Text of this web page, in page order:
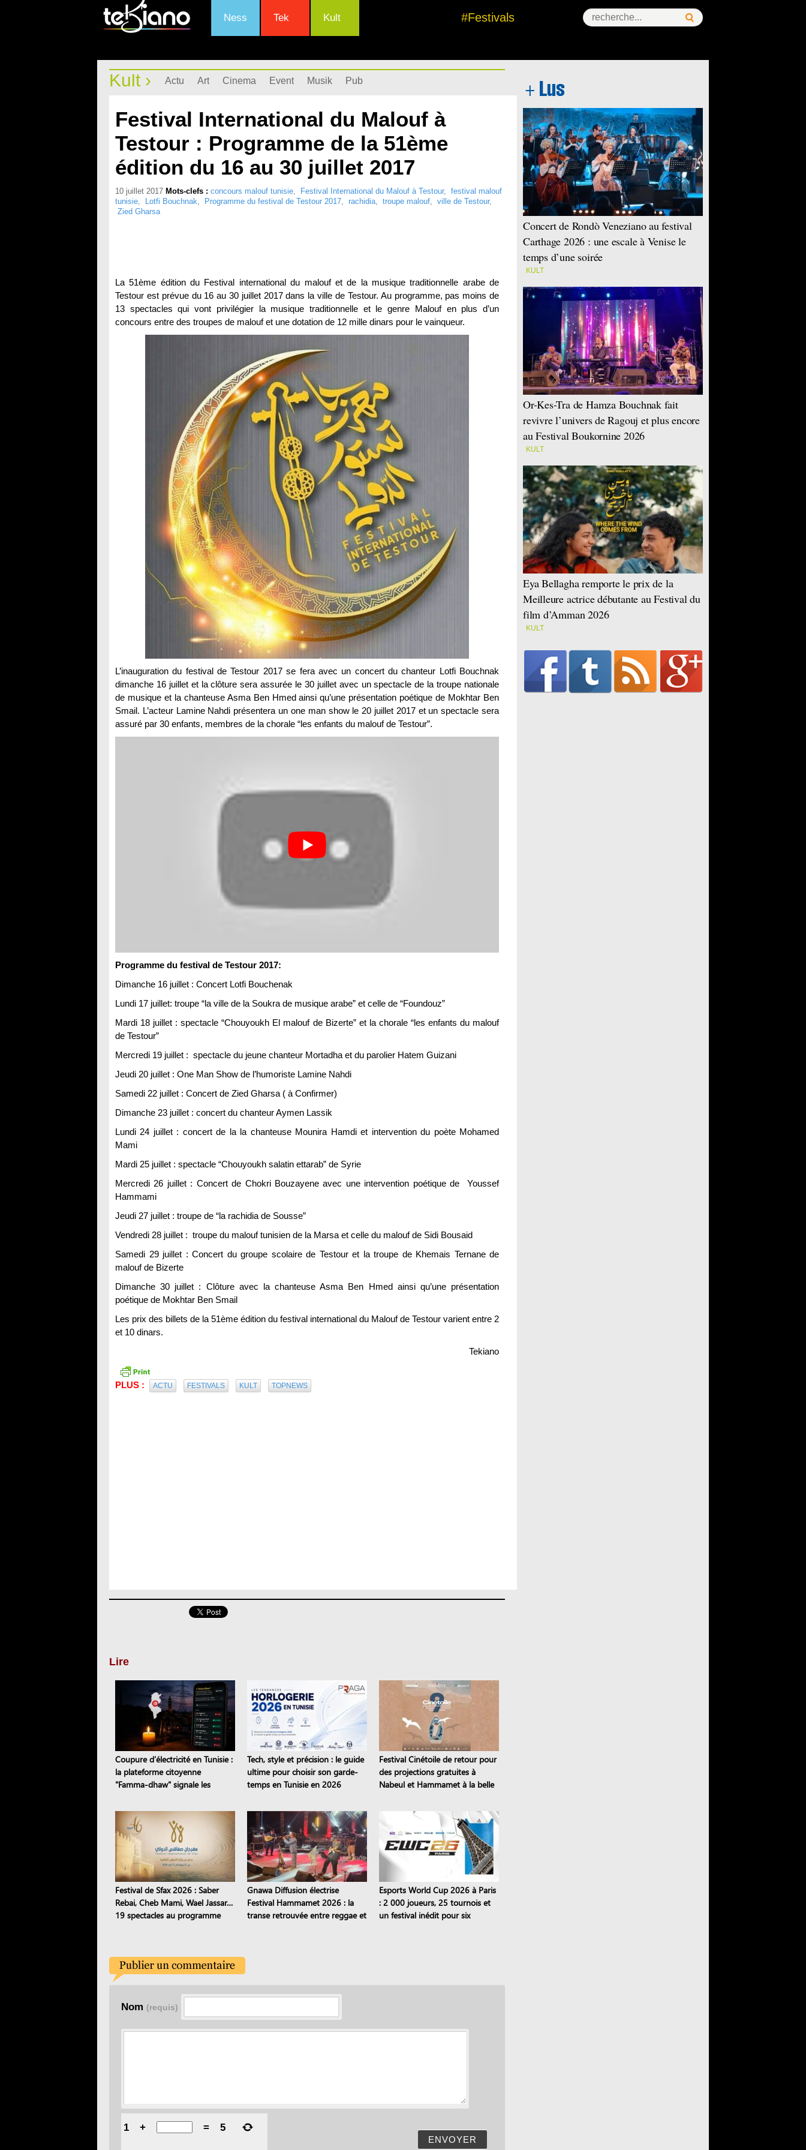
Ness Tek Kult #Festivals
Kult › Actu Art Cinema Event Musik Pub
Festival International du Malouf à
Testour : Programme de la 51ème
édition du 16 au 30 juillet 2017
10 juillet 2017 Mots-clefs : concours malouf tunisie, Festival International du Malouf à Testour, festival malouf
tunisie, Lotfi Bouchnak, Programme du festival de Testour 2017, rachidia, troupe malouf, ville de Testour,
Zied Gharsa
La 51ème édition du Festival international du malouf et de la musique traditionnelle arabe de
Testour est prévue du 16 au 30 juillet 2017 dans la ville de Testour. Au programme, pas moins de
13 spectacles qui vont privilégier la musique traditionnelle et le genre Malouf en plus d’un
concours entre des troupes de malouf et une dotation de 12 mille dinars pour le vainqueur.
L’inauguration du festival de Testour 2017 se fera avec un concert du chanteur Lotfi Bouchnak
dimanche 16 juillet et la clôture sera assurée le 30 juillet avec un spectacle de la troupe nationale
de musique et la chanteuse Asma Ben Hmed ainsi qu’une présentation poétique de Mokhtar Ben
Smail. L’acteur Lamine Nahdi présentera un one man show le 20 juillet 2017 et un spectacle sera
assuré par 30 enfants, membres de la chorale “les enfants du malouf de Testour”.
Programme du festival de Testour 2017:
Dimanche 16 juillet : Concert Lotfi Bouchenak
Lundi 17 juillet: troupe “la ville de la Soukra de musique arabe” et celle de “Foundouz”
Mardi 18 juillet : spectacle “Chouyoukh El malouf de Bizerte” et la chorale “les enfants du malouf
de Testour”
Mercredi 19 juillet : spectacle du jeune chanteur Mortadha et du parolier Hatem Guizani
Jeudi 20 juillet : One Man Show de l’humoriste Lamine Nahdi
Samedi 22 juillet : Concert de Zied Gharsa ( à Confirmer)
Dimanche 23 juillet : concert du chanteur Aymen Lassik
Lundi 24 juillet : concert de la la chanteuse Mounira Hamdi et intervention du poète Mohamed
Mami
Mardi 25 juillet : spectacle “Chouyoukh salatin ettarab” de Syrie
Mercredi 26 juillet : Concert de Chokri Bouzayene avec une intervention poétique de Youssef
Hammami
Jeudi 27 juillet : troupe de “la rachidia de Sousse”
Vendredi 28 juillet : troupe du malouf tunisien de la Marsa et celle du malouf de Sidi Bousaid
Samedi 29 juillet : Concert du groupe scolaire de Testour et la troupe de Khemais Ternane de
malouf de Bizerte
Dimanche 30 juillet : Clôture avec la chanteuse Asma Ben Hmed ainsi qu’une présentation
poétique de Mokhtar Ben Smail
Les prix des billets de la 51ème édition du festival international du Malouf de Testour varient entre 2
et 10 dinars.
Tekiano
PLUS : ACTU FESTIVALS KULT TOPNEWS
Lire
Coupure d’électricité en Tunisie :
la plateforme citoyenne
"Famma-dhaw" signale les
Tech, style et précision : le guide
ultime pour choisir son garde-
temps en Tunisie en 2026
Festival Cinétoile de retour pour
des projections gratuites à
Nabeul et Hammamet à la belle
Festival de Sfax 2026 : Saber
Rebai, Cheb Mami, Wael Jassar…
19 spectacles au programme
Gnawa Diffusion électrise
Festival Hammamet 2026 : la
transe retrouvée entre reggae et
Esports World Cup 2026 à Paris
: 2 000 joueurs, 25 tournois et
un festival inédit pour six
Nom (requis)
ENVOYER
1 + = 5
Concert de Rondò Veneziano au festival
Carthage 2026 : une escale à Venise le
temps d’une soirée
KULT
Or-Kes-Tra de Hamza Bouchnak fait
revivre l’univers de Ragouj et plus encore
au Festival Boukornine 2026
KULT
Eya Bellagha remporte le prix de la
Meilleure actrice débutante au Festival du
film d’Amman 2026
KULT